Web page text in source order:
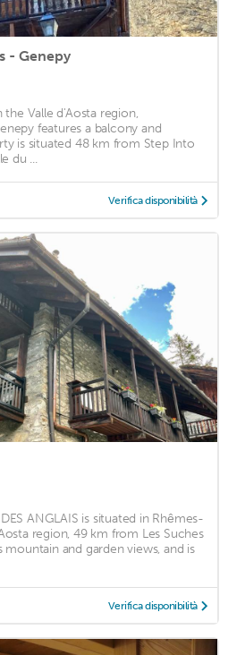
- Genepy
the Valle d'Aosta region,
features a balcony and
is situated 48 km from Step Into
du ...
Verifica disponibilità
ANGLAIS is situated in Rhêmes-
region, 49 km from Les Suches
mountain and garden views, and is
Verifica disponibilità